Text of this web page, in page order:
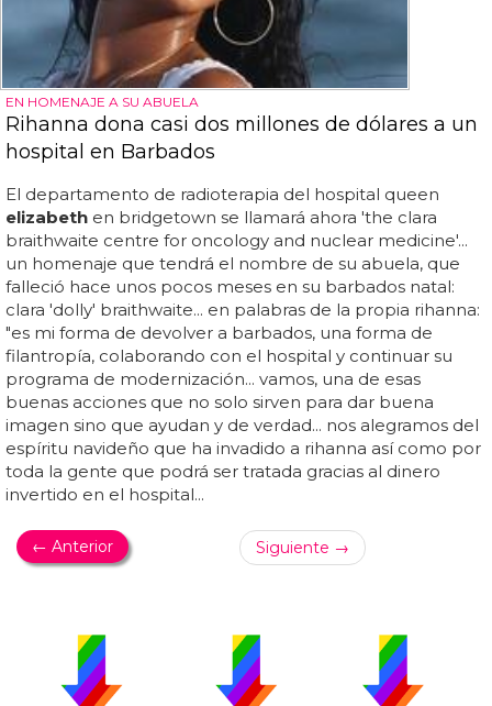
EN HOMENAJE A SU ABUELA
Rihanna dona casi dos millones de dólares a un
hospital en Barbados
El departamento de radioterapia del hospital queen
elizabeth en bridgetown se llamará ahora 'the clara
braithwaite centre for oncology and nuclear medicine'...
un homenaje que tendrá el nombre de su abuela, que
falleció hace unos pocos meses en su barbados natal:
clara 'dolly' braithwaite... en palabras de la propia rihanna:
"es mi forma de devolver a barbados, una forma de
filantropía, colaborando con el hospital y continuar su
programa de modernización... vamos, una de esas
buenas acciones que no solo sirven para dar buena
imagen sino que ayudan y de verdad... nos alegramos del
espíritu navideño que ha invadido a rihanna así como por
toda la gente que podrá ser tratada gracias al dinero
invertido en el hospital...
← Anterior Siguiente →